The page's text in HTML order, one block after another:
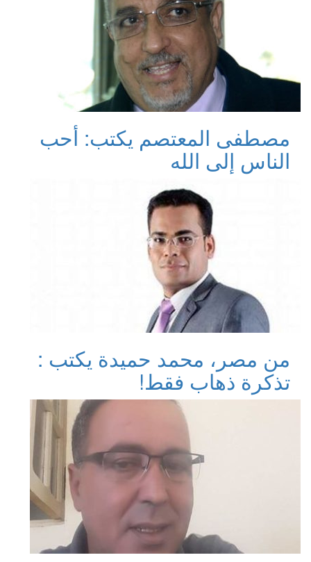
مصطفى المعتصم يكتب: أحب
الناس إلى الله
من مصر، محمد حميدة يكتب :
تذكرة ذهاب فقط!